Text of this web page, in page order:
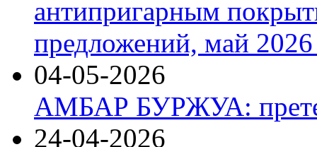
антипригарным
предложений, май 2026
04-05-2026
АМБАР БУРЖУА:
24-04-2026